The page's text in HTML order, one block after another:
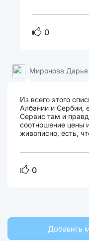
0
Миронова Дарья
Из всего этого
Албании и Сербии,
Сервис там и
соотношение цены
живописно, есть,
0
Добавить